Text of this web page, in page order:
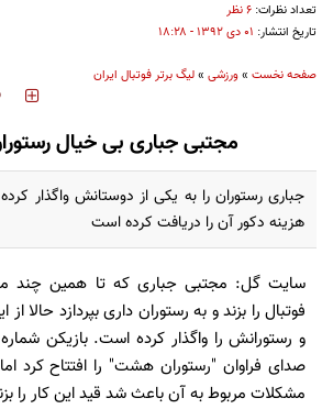
تعداد نظرات: ۶ نظر
تاریخ انتشار: ۰۱ دی ۱۳۹۲ - ۱۸:۲۸
صفحه نخست »ورزشی »لیگ برتر فوتبال ایران
مجتبی جباری بی خیال
جباری رستوران را به یکی از دوستانش واگذار
هزینه دکور آن را دریافت کرده است
سایت گل: مجتبی جباری که تا همین چند
فوتبال را بزند و به رستوران داری بپردازد حالا
و رستورانش را واگذار کرده است. بازیکن
صدای فراوان "رستوران هشت" را افتتاح کرد
مشکلات مربوط به آن باعث شد قید این کار را